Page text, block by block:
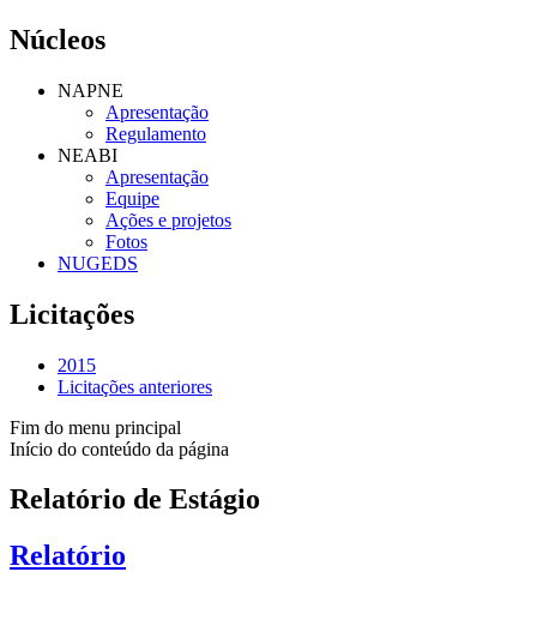
Núcleos
NAPNE
Apresentação
Regulamento
NEABI
Apresentação
Equipe
Ações e projetos
Fotos
NUGEDS
Licitações
2015
Licitações anteriores
Fim do menu principal
Início do conteúdo da página
Relatório de Estágio
Relatório